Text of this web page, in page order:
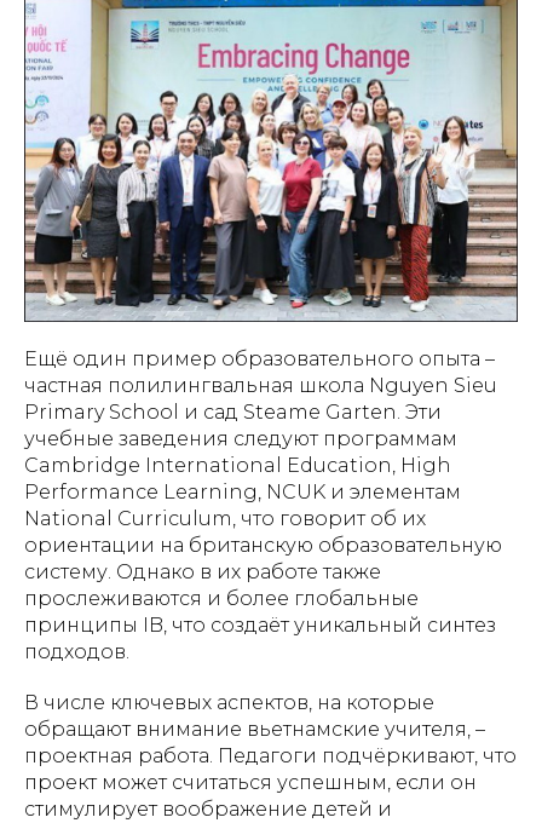
Ещё один пример образовательного опыта –
частная полилингвальная школа Nguyen Sieu
Primary School и сад Steame Garten. Эти
учебные заведения следуют программам
Cambridge International Education, High
Performance Learning, NCUK и элементам
National Curriculum, что говорит об их
ориентации на британскую образовательную
систему. Однако в их работе также
прослеживаются и более глобальные
принципы IB, что создаёт уникальный синтез
подходов.
В числе ключевых аспектов, на которые
обращают внимание вьетнамские учителя, –
проектная работа. Педагоги подчёркивают, что
проект может считаться успешным, если он
стимулирует воображение детей и